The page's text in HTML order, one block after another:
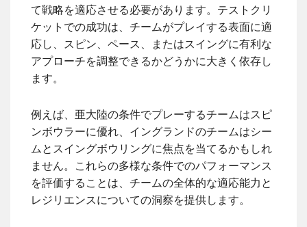
て戦略を適応させる必要があります。テストクリ
ケットでの成功は、チームがプレイする表面に適
応し、スピン、ペース、またはスイングに有利な
アプローチを調整できるかどうかに大きく依存し
ます。
例えば、亜大陸の条件でプレーするチームはスピ
ンボウラーに優れ、イングランドのチームはシー
ムとスイングボウリングに焦点を当てるかもしれ
ません。これらの多様な条件でのパフォーマンス
を評価することは、チームの全体的な適応能力と
レジリエンスについての洞察を提供します。